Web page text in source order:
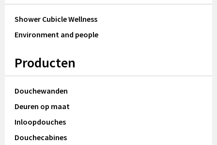
Shower Cubicle Wellness
Environment and people
Producten
Douchewanden
Deuren op maat
Inloopdouches
Douchecabines